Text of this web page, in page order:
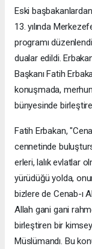
Eski
13. yılında
programı
dualar edildi.
Başkanı Fatih
konuşmada,
bünyesinde
Fatih Erbakan,
cennetinde
erleri, lalık evlatlar
yürüdüğü yolda,
bizlere de Cenab-ı
Allah gani gani
birleştiren bir
Müslümandı. Bu